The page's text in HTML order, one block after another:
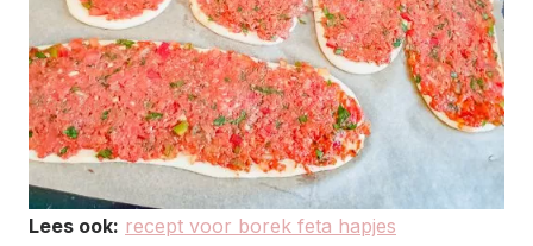
Lees ook: recept voor borek feta hapjes